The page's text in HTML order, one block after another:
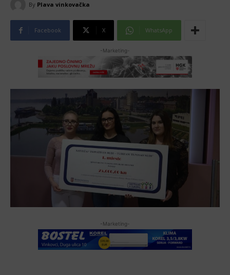
By Plava vinkovačka
Facebook X WhatsApp
-Marketing-
-Marketing-